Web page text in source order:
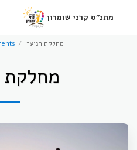
מתנ"ס קרני שומרון
מחלקת הנוער
מחלקת